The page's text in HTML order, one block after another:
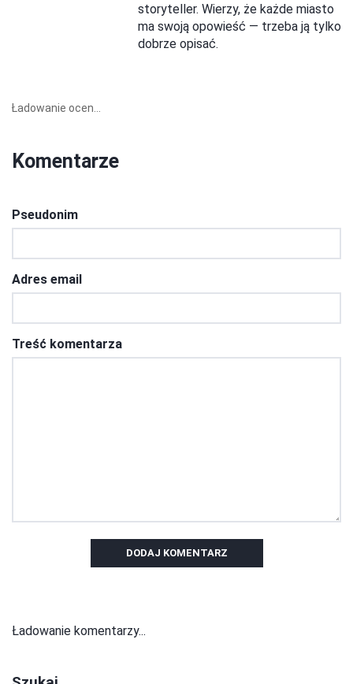
storyteller. Wierzy, że każde miasto
ma swoją opowieść — trzeba ją tylko
dobrze opisać.
Ładowanie ocen...
Komentarze
Pseudonim
Adres email
Treść komentarza
DODAJ KOMENTARZ
Ładowanie komentarzy...